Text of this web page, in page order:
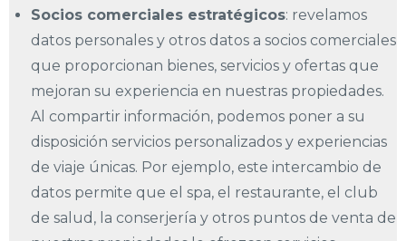
Socios comerciales estratégicos: revelamos
datos personales y otros datos a socios comerciales
que proporcionan bienes, servicios y ofertas que
mejoran su experiencia en nuestras propiedades.
Al compartir información, podemos poner a su
disposición servicios personalizados y experiencias
de viaje únicas. Por ejemplo, este intercambio de
datos permite que el spa, el restaurante, el club
de salud, la conserjería y otros puntos de venta de